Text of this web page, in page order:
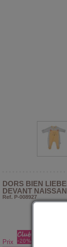
DORS BIEN
DEVANT
Ref. P-008927
Prix